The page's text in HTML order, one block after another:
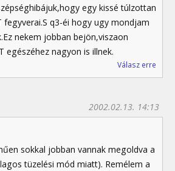
egy kissé túlzottan
fegyverai.S q3-éi hogy ugy mondjam
nekem jobban bejön,viszaon
egészéhez nagyon is illnek.
Válasz erre
2002.02.13. 14:13
sokkal jobban vannak megoldva a
tüzelési mód miatt). Remélem a